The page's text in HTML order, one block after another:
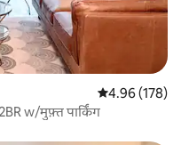
औसत रेटिंग 5 में से
4.96 (178)
w/मुफ़्त पार्किंग